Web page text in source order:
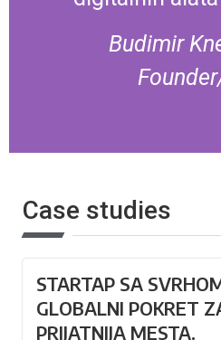
Budimir
Case studies
STARTAP SA
GLOBALNI POKRET
PRIJATNIJA MESTA.